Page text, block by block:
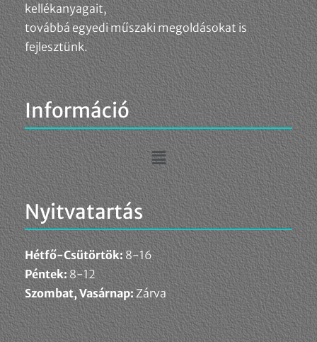
kellékanyagait,
továbbá egyedi műszaki megoldásokat is
fejlesztünk.
Információ
Nyitvatartás
Hétfő-Csütörtök:8-16
Péntek:8-12
Szombat, Vasárnap:Zárva